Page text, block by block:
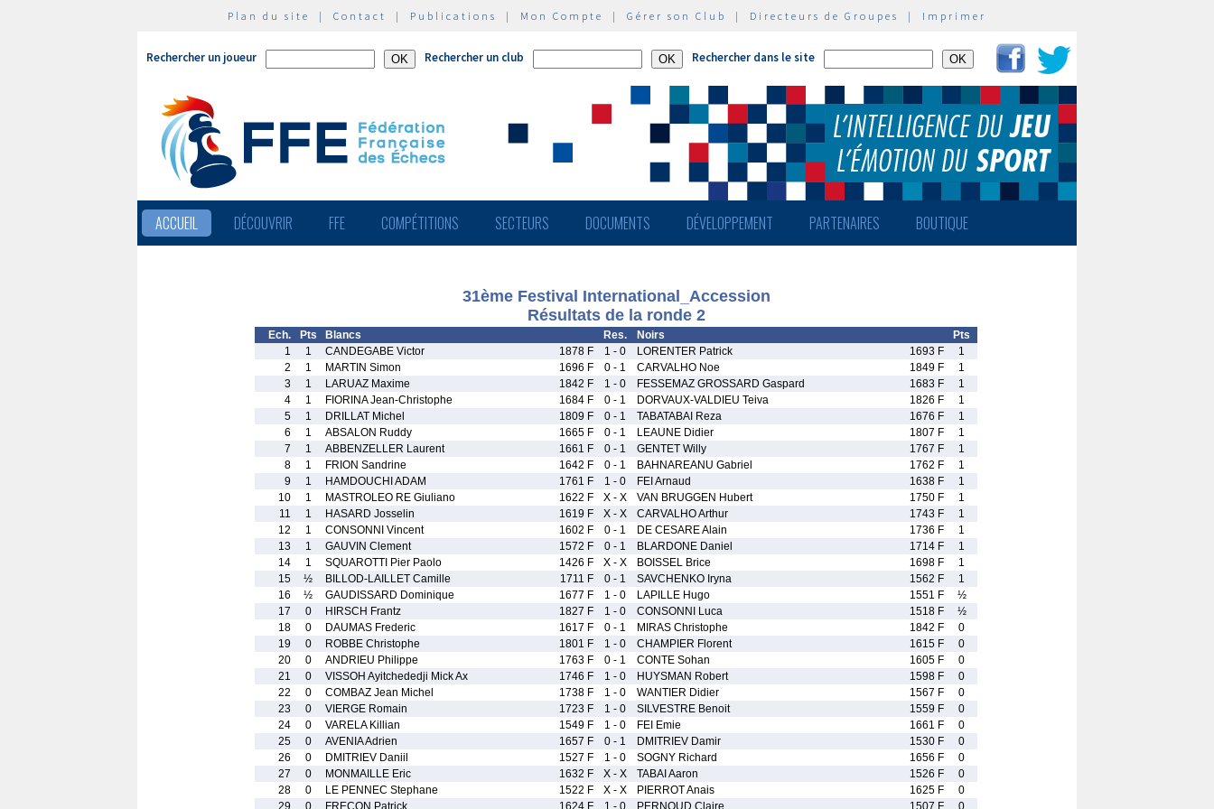
Plan du site | Contact | Publications | Mon Compte | Gérer son Club | Directeurs de Groupes | Imprimer
Rechercher un joueur Rechercher un club Rechercher dans le site
ACCUEIL DÉCOUVRIR FFE COMPÉTITIONS SECTEURS DOCUMENTS DÉVELOPPEMENT PARTENAIRES BOUTIQUE
31ème Festival International_Accession
Résultats de la ronde 2
Ech. Pts Blancs Res. Noirs
Pts
1
1 CANDEGABE Victor 1878 F 1 - 0 LORENTER Patrick 1693 F
1
2
1 MARTIN Simon 1696 F 0 - 1 CARVALHO Noe 1849 F
1
3
1 LARUAZ Maxime 1842 F 1 - 0 FESSEMAZ GROSSARD Gaspard 1683 F
1
4
1 FIORINA Jean-Christophe 1684 F 0 - 1 DORVAUX-VALDIEU Teiva 1826 F
1
5
1 DRILLAT Michel 1809 F 0 - 1 TABATABAI Reza 1676 F
1
6
1 ABSALON Ruddy 1665 F 0 - 1 LEAUNE Didier 1807 F
1
7
1 ABBENZELLER Laurent 1661 F 0 - 1 GENTET Willy 1767 F
1
8
1 FRION Sandrine 1642 F 0 - 1 BAHNAREANU Gabriel 1762 F
1
9
1 HAMDOUCHI ADAM 1761 F 1 - 0 FEI Arnaud 1638 F
1
10
1 MASTROLEO RE Giuliano 1622 F X - X VAN BRUGGEN Hubert 1750 F
1
11
1 HASARD Josselin 1619 F X - X CARVALHO Arthur 1743 F
1
12
1 CONSONNI Vincent 1602 F 0 - 1 DE CESARE Alain 1736 F
1
13
1 GAUVIN Clement 1572 F 0 - 1 BLARDONE Daniel 1714 F
1
14
1 SQUAROTTI Pier Paolo 1426 F X - X BOISSEL Brice 1698 F
1
15
½ BILLOD-LAILLET Camille 1711 F 0 - 1 SAVCHENKO Iryna 1562 F
1
16
½ GAUDISSARD Dominique 1677 F 1 - 0 LAPILLE Hugo 1551 F
½
17
0 HIRSCH Frantz 1827 F 1 - 0 CONSONNI Luca 1518 F
½
18
0 DAUMAS Frederic 1617 F 0 - 1 MIRAS Christophe 1842 F
0
19
0 ROBBE Christophe 1801 F 1 - 0 CHAMPIER Florent 1615 F
0
20
0 ANDRIEU Philippe 1763 F 0 - 1 CONTE Sohan 1605 F
0
21
0 VISSOH Ayitchededji Mick Ax 1746 F 1 - 0 HUYSMAN Robert 1598 F
0
22
0 COMBAZ Jean Michel 1738 F 1 - 0 WANTIER Didier 1567 F
0
23
0 VIERGE Romain 1723 F 1 - 0 SILVESTRE Benoit 1559 F
0
24
0 VARELA Killian 1549 F 1 - 0 FEI Emie 1661 F
0
25
0 AVENIA Adrien 1657 F 0 - 1 DMITRIEV Damir 1530 F
0
26
0 DMITRIEV Daniil 1527 F 1 - 0 SOGNY Richard 1656 F
0
27
0 MONMAILLE Eric 1632 F X - X TABAI Aaron 1526 F
0
28
0 LE PENNEC Stephane 1522 F X - X PIERROT Anais 1625 F
0
29
0 FRECON Patrick 1624 F 1 - 0 PERNOUD Claire 1507 F 0